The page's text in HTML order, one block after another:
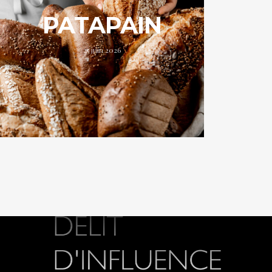
PATAPAIN
25 juin 2026